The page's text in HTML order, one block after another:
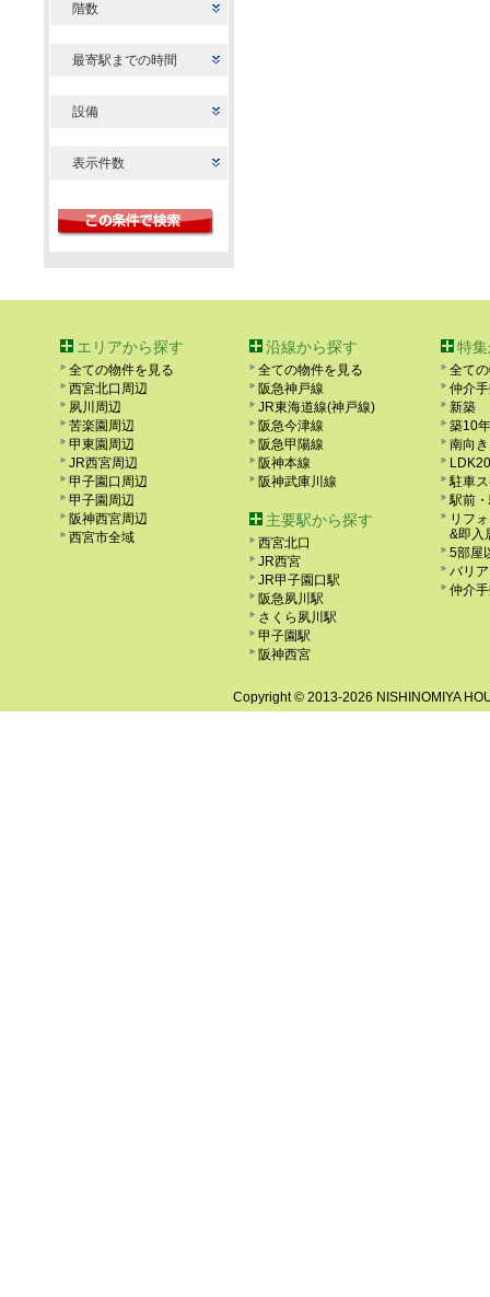
階数
最寄駅までの時間
設備
表示件数
エリアから探す
全ての物件を見る
西宮北口周辺
夙川周辺
苦楽園周辺
甲東園周辺
JR西宮周辺
甲子園口周辺
甲子園周辺
阪神西宮周辺
西宮市全域
沿線から探す
全ての物件を見る
阪急神戸線
JR東海道線(神戸線)
阪急今津線
阪急甲陽線
阪神本線
阪神武庫川線
主要駅から探す
西宮北口
JR西宮
JR甲子園口駅
阪急夙川駅
さくら夙川駅
甲子園駅
阪神西宮
特
全て
仲介
新築
築10
南向き
駐車
駅前
リフ
&即入
5部屋
バリ
仲介
Copyright ©2013-2026 NISHINOMIYA